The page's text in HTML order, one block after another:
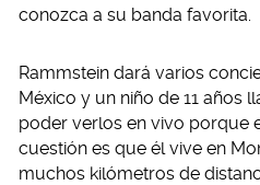
conozca a su banda favorita.
Rammstein dará varios
México y un niño de 11 años
poder verlos en vivo porque
cuestión es que él vive en
muchos kilómetros de